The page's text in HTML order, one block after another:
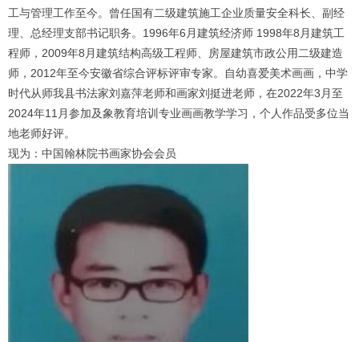
工与管理工作至今。曾任国有二级建筑施工企业质量安全科长、副经
理、总经理支部书记职务。1996年6月建筑经济师 1998年8月建筑工
程师，2009年8月建筑结构高级工程师、房屋建筑市政公用二级建造
师，2012年至今安徽省综合评标评审专家。自幼喜爱美术画画，中学
时代从师我县书法家刘嘉萍老师和画家刘挺进老师，在2022年3月至
2024年11月参加及象教育培训专业画画教学学习，个人作品受多位当
地老师好评。
现为：中国翰林院书画家协会会员